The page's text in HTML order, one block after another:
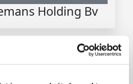
Holding Bv